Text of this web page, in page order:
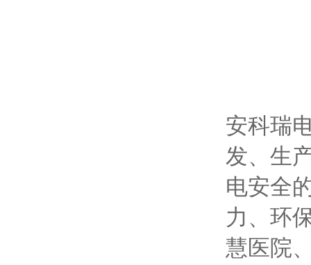
安科瑞
发、生
电安全
力、环
慧医院